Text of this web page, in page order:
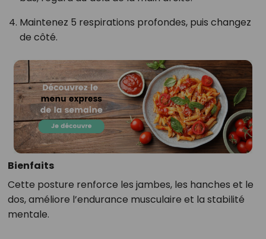
Maintenez 5 respirations profondes, puis changez
de côté.
Bienfaits
Cette posture renforce les jambes, les hanches et le
dos, améliore l’endurance musculaire et la stabilité
mentale.